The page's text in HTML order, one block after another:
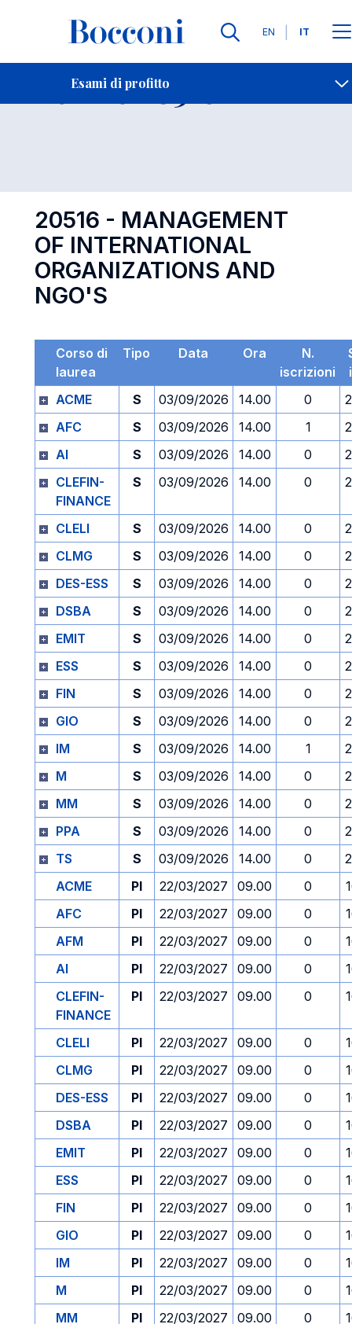
Lingue
EN IT
Esami di profitto
Contatti
Esame 20516 Open
20516 - MANAGEMENT
OF INTERNATIONAL
ORGANIZATIONS AND
NGO'S
Corso di
laurea
Tipo Data Ora
N.
iscrizioni
ACME
S 03/09/2026 14.00 0
AFC
S 03/09/2026 14.00 1
AI
S 03/09/2026 14.00 0
CLEFIN-
FINANCE
S 03/09/2026 14.00 0
CLELI S 03/09/2026 14.00 0
CLMG
S 03/09/2026 14.00 0
DES-ESS
S 03/09/2026 14.00 0
DSBA
S 03/09/2026 14.00 0
EMIT
S 03/09/2026 14.00 0
ESS
S 03/09/2026 14.00 0
FIN
S 03/09/2026 14.00 0
GIO
S 03/09/2026 14.00 0
IM
S 03/09/2026 14.00 1
M
S 03/09/2026 14.00 0
MM
S 03/09/2026 14.00 0
PPA
S 03/09/2026 14.00 0
TS
S 03/09/2026 14.00 0
ACME
PI 22/03/2027 09.00 0
AFC
PI 22/03/2027 09.00 0
AFM
PI 22/03/2027 09.00 0
AI
PI 22/03/2027 09.00 0
CLEFIN-
FINANCE
PI 22/03/2027 09.00 0
CLELI PI 22/03/2027 09.00 0
CLMG
PI 22/03/2027 09.00 0
DES-ESS
PI 22/03/2027 09.00 0
DSBA
PI 22/03/2027 09.00 0
EMIT
PI 22/03/2027 09.00 0
ESS
PI 22/03/2027 09.00 0
FIN
PI 22/03/2027 09.00 0
GIO
PI 22/03/2027 09.00 0
IM
PI 22/03/2027 09.00 0
M
PI 22/03/2027 09.00 0
MM
PI 22/03/2027 09.00 0